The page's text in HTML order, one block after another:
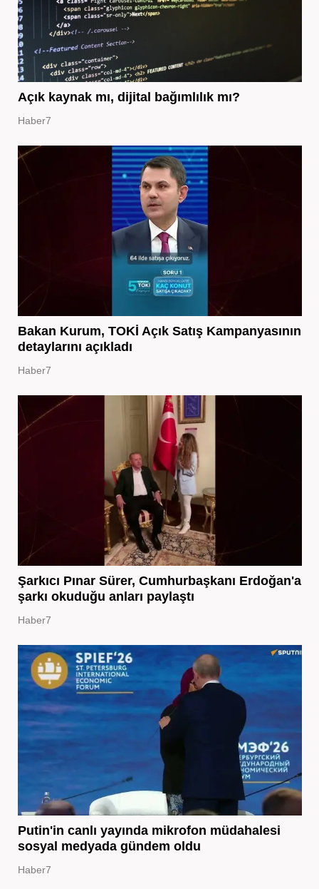
Açık kaynak mı, dijital bağımlılık mı?
Haber7
Bakan Kurum, TOKİ Açık Satış Kampanyasının
detaylarını açıkladı
Haber7
Şarkıcı Pınar Sürer, Cumhurbaşkanı Erdoğan'a
şarkı okuduğu anları paylaştı
Haber7
Putin'in canlı yayında mikrofon müdahalesi
sosyal medyada gündem oldu
Haber7